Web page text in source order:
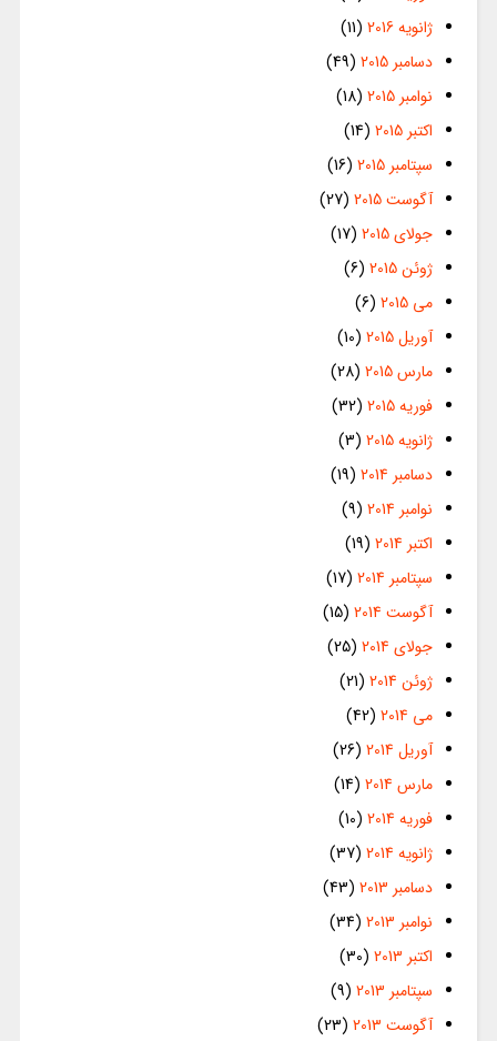
ژانویه 2016
(11)
دسامبر 2015
(49)
نوامبر 2015
(18)
اکتبر 2015
(14)
سپتامبر 2015
(16)
آگوست 2015
(27)
جولای 2015
(17)
ژوئن 2015
(6)
می 2015
(6)
آوریل 2015
(10)
مارس 2015
(28)
فوریه 2015
(32)
ژانویه 2015
(3)
دسامبر 2014
(19)
نوامبر 2014
(9)
اکتبر 2014
(19)
سپتامبر 2014
(17)
آگوست 2014
(15)
جولای 2014
(25)
ژوئن 2014
(21)
می 2014
(42)
آوریل 2014
(26)
مارس 2014
(14)
فوریه 2014
(10)
ژانویه 2014
(37)
دسامبر 2013
(43)
نوامبر 2013
(34)
اکتبر 2013
(30)
سپتامبر 2013
(9)
آگوست 2013
(23)